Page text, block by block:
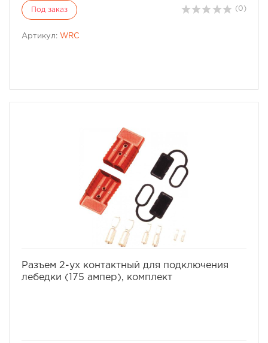
Под заказ (0)
Артикул: WRC
Разъем 2-ух контактный для подключения
лебедки (175 ампер), комплект